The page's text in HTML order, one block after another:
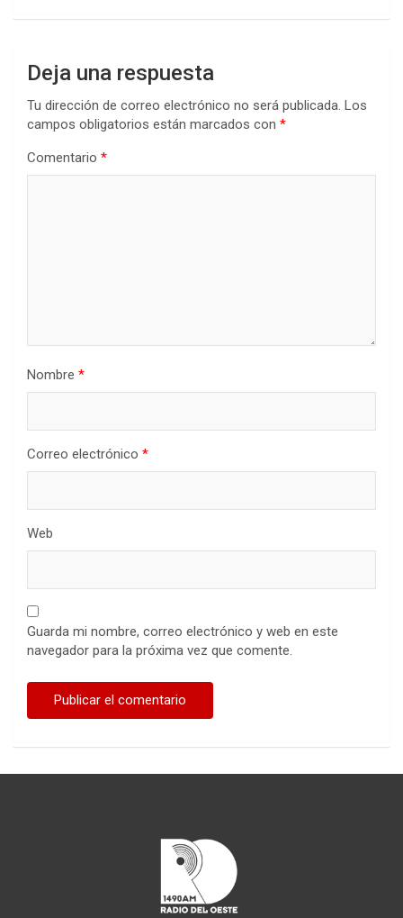
Deja una respuesta
Tu dirección de correo electrónico no será publicada. Los
campos obligatorios están marcados con *
Comentario *
Nombre *
Correo electrónico *
Web
Guarda mi nombre, correo electrónico y web en este
navegador para la próxima vez que comente.